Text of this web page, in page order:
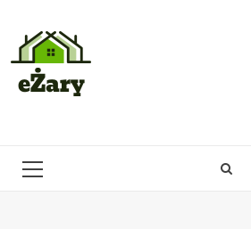
PRIMARY